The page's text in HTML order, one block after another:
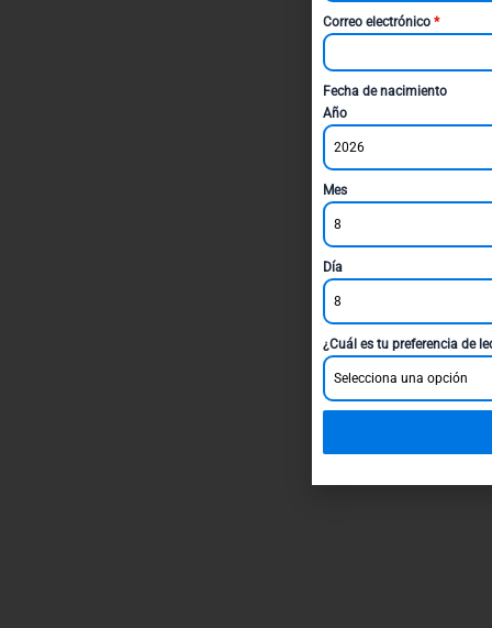
Correo electrónico *
Fecha de nacimiento
Año
2026
Mes
8
Día
8
¿Cuál es tu preferencia de
Selecciona una opción